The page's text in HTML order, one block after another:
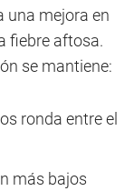
una mejora en
fiebre aftosa.
se mantiene:
ronda entre el
más bajos